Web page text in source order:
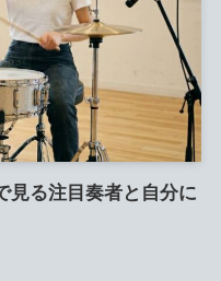
見る注目奏者と自分に